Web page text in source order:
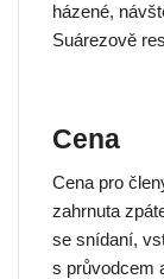
házené,
Suárezově
Cena
Cena pro
zahrnuta
se snídaní,
s průvodcem